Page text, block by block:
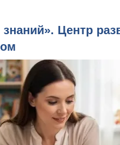
знаний». Центр